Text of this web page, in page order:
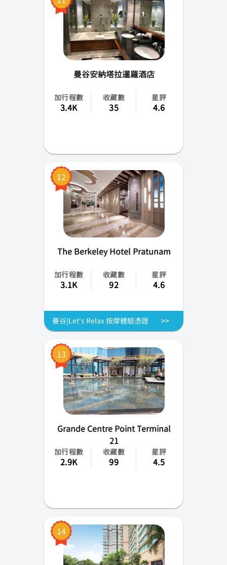
曼谷安納塔拉暹羅酒店
加行程數
3.4K
收藏數
35
星評
4.6
12
The Berkeley Hotel Pratunam
加行程數
3.1K
收藏數
92
星評
4.6
曼谷|Let's Relax 按摩體驗憑證
13
Grande Centre Point Terminal
21
加行程數
2.9K
收藏數
99
星評
4.5
14